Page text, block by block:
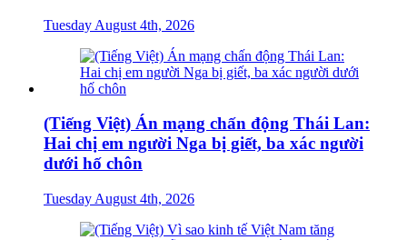
Tuesday August 4th, 2026
(Tiếng Việt) Án mạng chấn động Thái Lan:
Hai chị em người Nga bị giết, ba xác người
dưới hố chôn
Tuesday August 4th, 2026